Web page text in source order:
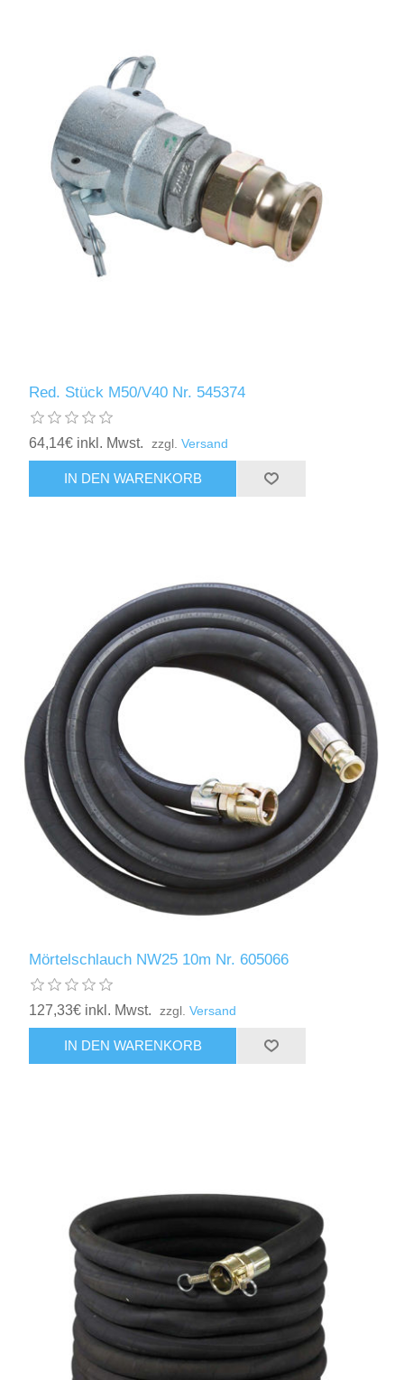
Red. Stück M50/V40 Nr. 545374
64,14€ inkl. Mwst. zzgl.Versand
Mörtelschlauch NW25 10m Nr. 605066
127,33€ inkl. Mwst. zzgl.Versand